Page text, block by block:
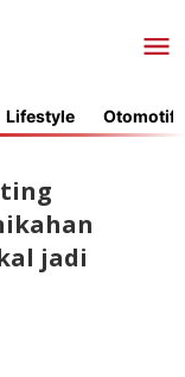
Lifestyle Otomotif
jadi